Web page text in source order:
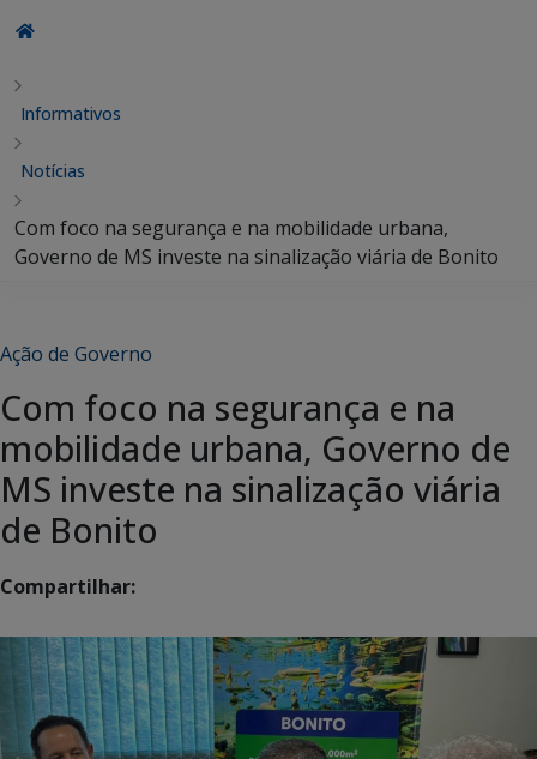
Informativos
Notícias
Com foco na segurança e na mobilidade urbana,
Governo de MS investe na sinalização viária de Bonito
Ação de Governo
Com foco na segurança e na
mobilidade urbana, Governo de
MS investe na sinalização viária
de Bonito
Compartilhar: